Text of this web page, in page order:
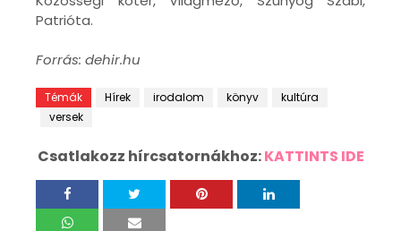
Patrióta.
Forrás: dehir.hu
Témák Hírek irodalom könyv
kultúra
versek
Csatlakozz hírcsatornákhoz:KATTINTS IDE